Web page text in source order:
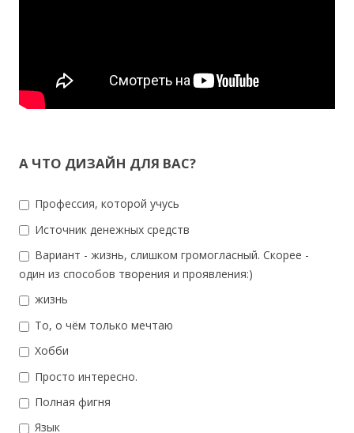
А ЧТО ДИЗАЙН ДЛЯ ВАС?
Профессия, которой учусь
Источник денежных средств
Вариант - жизнь, слишком громогласный. Скорее -
один из способов творения и проявления:)
жизнь
То, о чём только мечтаю
Хобби
Просто интересно.
Полная фигня
Язык